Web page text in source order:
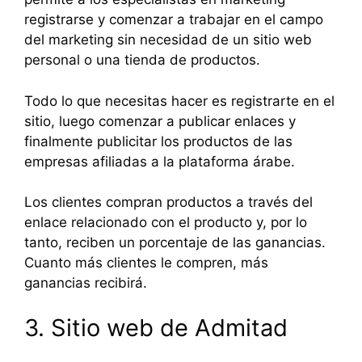
registrarse y comenzar a trabajar en el campo
del marketing sin necesidad de un sitio web
personal o una tienda de productos.
Todo lo que necesitas hacer es registrarte en el
sitio, luego comenzar a publicar enlaces y
finalmente publicitar los productos de las
empresas afiliadas a la plataforma árabe.
Los clientes compran productos a través del
enlace relacionado con el producto y, por lo
tanto, reciben un porcentaje de las ganancias.
Cuanto más clientes le compren, más
ganancias recibirá.
3. Sitio web de Admitad